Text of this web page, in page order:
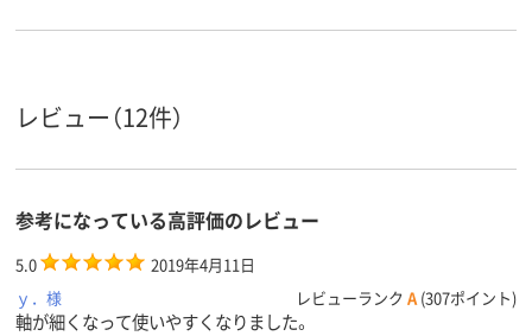
レビュー（12件）
参考になっている高評価のレビュー
5.0
2019年4月11日
ｙ．様
レビューランク A (307ポイント)
軸が細くなって使いやすくなりました。